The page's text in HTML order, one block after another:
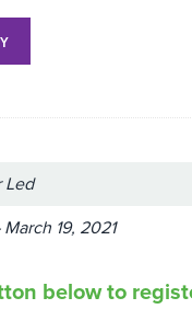
Led
19, 2021
below to